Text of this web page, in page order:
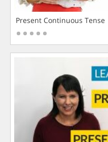
Present Continuous Tense